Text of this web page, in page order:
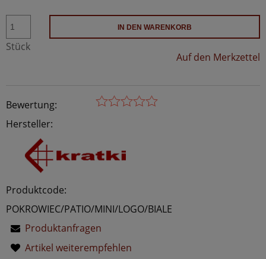
Stück
IN DEN WARENKORB
Auf den Merkzettel
Bewertung:
Hersteller:
Produktcode:
POKROWIEC/PATIO/MINI/LOGO/BIALE
Produktanfragen
Artikel weiterempfehlen